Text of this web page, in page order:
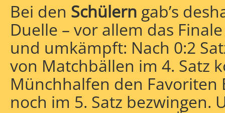
Bei den Schülern gab’s
Duelle – vor allem das
und umkämpft: Nach 0:2
von Matchbällen im 4. Satz
Münchhalfen den Favoriten
noch im 5. Satz bezwingen.